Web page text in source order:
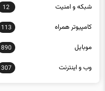
كامپيوتر همراه 113
موبايل 890
وب و اينترنت 307